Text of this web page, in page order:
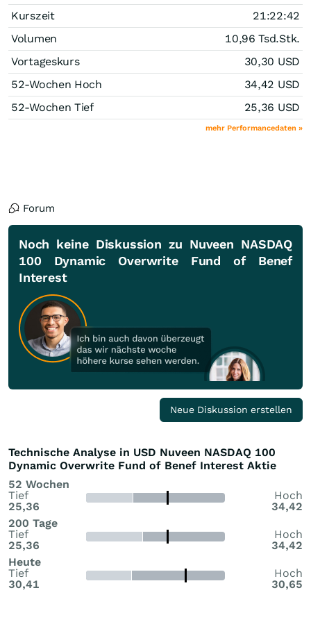
Kurszeit
21:22:42
Volumen
10,96 Tsd.Stk.
Vortageskurs
30,30 USD
52-Wochen Hoch
34,42 USD
52-Wochen Tief
25,36 USD
mehr Performancedaten »
Forum
Noch keine Diskussion zu Nuveen NASDAQ
100 Dynamic Overwrite Fund of Benef
Interest
Neue Diskussion erstellen
Technische Analyse in USD Nuveen NASDAQ 100
Dynamic Overwrite Fund of Benef Interest Aktie
52 Wochen
Tief
25,36
Hoch
34,42
200 Tage
Tief
25,36
Hoch
34,42
Heute
Tief
30,41
Hoch
30,65